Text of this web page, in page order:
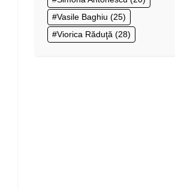
Vasile Baghiu (25)
Viorica Răduţă (28)